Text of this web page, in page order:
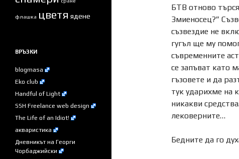
БТВ отново
Змиеносец?”
съзвездие не
гугъл ще му
съвременните
се запъват като
гъзовете и да
тук ударихме на
никакви
лековерните…
Бедните да го
флашка цветя ядене
ВРЪЗКИ
blogmasa
Eko club
Handful of Light
SSH Freelance web design
The Life of an Idiot!
акваристика
Дневникът на Георги
Чорбаджийски